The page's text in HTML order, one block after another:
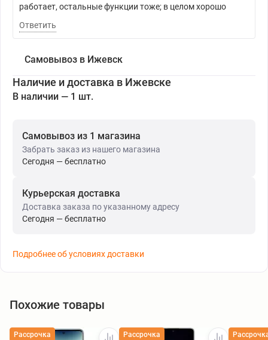
работает, остальные функции тоже; в целом хорошо
Ответить
Самовывоз в Ижевск
Наличие и доставка в Ижевске
В наличии — 1 шт.
Самовывоз из 1 магазина
Забрать заказ из нашего магазина
Сегодня — бесплатно
Курьерская доставка
Доставка заказа по указанному адресу
Сегодня — бесплатно
Подробнее об условиях доставки
Похожие товары
Рассрочка
Рассрочка